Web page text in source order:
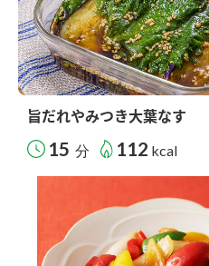
旨だれやみつき大葉なす
15 分 112 kcal